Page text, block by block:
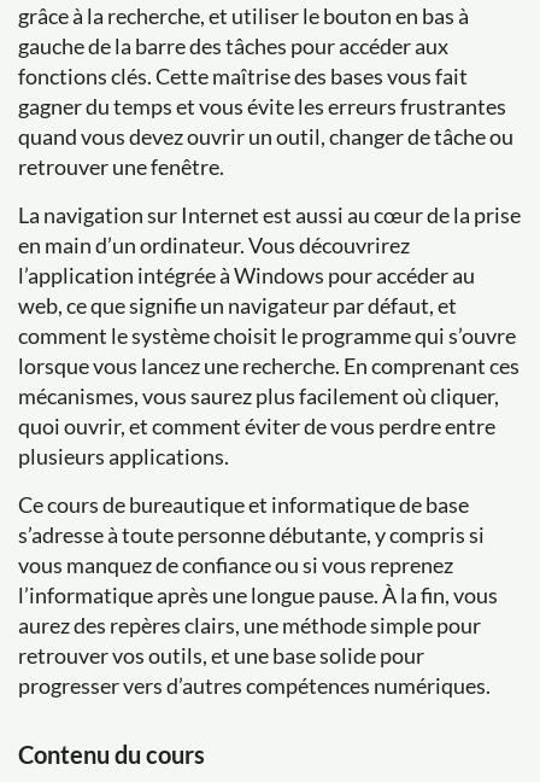
grâce à la recherche, et utiliser le bouton en bas à
gauche de la barre des tâches pour accéder aux
fonctions clés. Cette maîtrise des bases vous fait
gagner du temps et vous évite les erreurs frustrantes
quand vous devez ouvrir un outil, changer de tâche ou
retrouver une fenêtre.
La navigation sur Internet est aussi au cœur de la prise
en main d’un ordinateur. Vous découvrirez
l’application intégrée à Windows pour accéder au
web, ce que signifie un navigateur par défaut, et
comment le système choisit le programme qui s’ouvre
lorsque vous lancez une recherche. En comprenant ces
mécanismes, vous saurez plus facilement où cliquer,
quoi ouvrir, et comment éviter de vous perdre entre
plusieurs applications.
Ce cours de bureautique et informatique de base
s’adresse à toute personne débutante, y compris si
vous manquez de confiance ou si vous reprenez
l’informatique après une longue pause. À la fin, vous
aurez des repères clairs, une méthode simple pour
retrouver vos outils, et une base solide pour
progresser vers d’autres compétences numériques.
Contenu du cours